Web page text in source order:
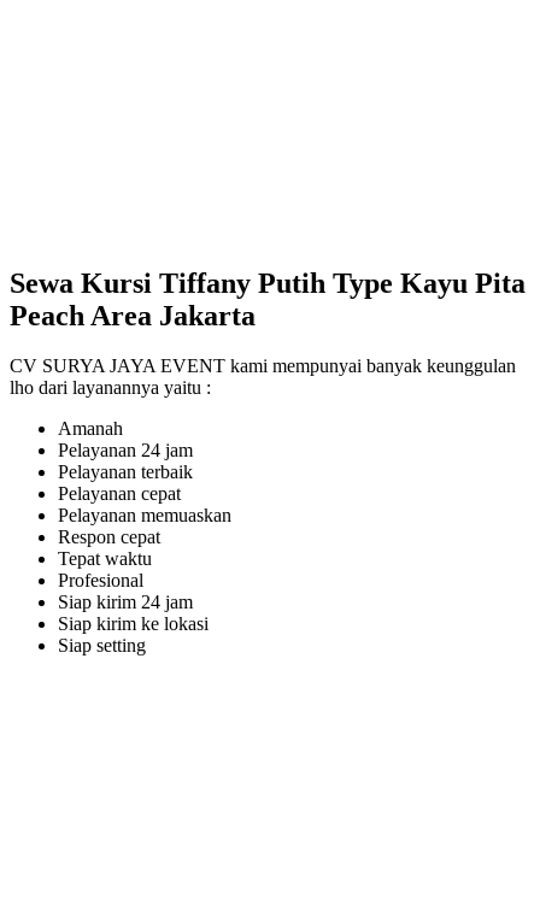
Sewa Kursi Tiffany Putih Type Kayu Pita
Peach Area Jakarta
CV SURYA JAYA EVENT kami mempunyai banyak keunggulan
lho dari layanannya yaitu :
Amanah
Pelayanan 24 jam
Pelayanan terbaik
Pelayanan cepat
Pelayanan memuaskan
Respon cepat
Tepat waktu
Profesional
Siap kirim 24 jam
Siap kirim ke lokasi
Siap setting